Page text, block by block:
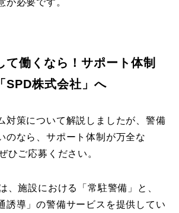
て働くなら！サポート体制
SPD株式会社」へ
対策について解説しましたが、警備
のなら、サポート体制が万全な
ひご応募ください。
、施設における「常駐警備」と、
誘導」の警備サービスを提供してい